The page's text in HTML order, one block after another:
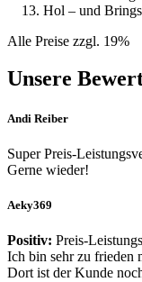
Hol – und
Alle Preise zzgl. 19%
Unsere
Andi Reiber
Super Preis-
Gerne wieder!
Aeky369
Positiv: Preis-
Ich bin sehr zu frieden
Dort ist der Kunde